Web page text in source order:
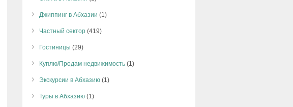
Джиппинг в Абхазии (1)
Частный сектор (419)
Гостиницы (29)
Куплю/Продам недвижимость (1)
Экскурсии в Абхазию (1)
Туры в Абхазию (1)